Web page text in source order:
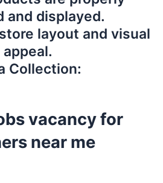
and displayed.
layout and visual
appeal.
Collection:
vacancy for
near me